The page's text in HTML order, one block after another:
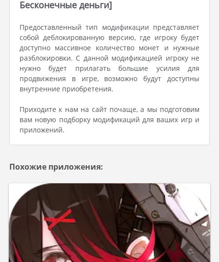
Бесконечные деньги]
Предоставленный тип модификации представляет
собой деблокированную версию, где игроку будет
доступно массивное количество монет и нужные
разблокировки. С данной модификацией игроку не
нужно будет прилагать большие усилия для
продвижения в игре, возможно будут доступны
внутренние приобретения.
Приходите к нам на сайт почаще, а мы подготовим
вам новую подборку модификаций для ваших игр и
приложений.
Похожие приложения: